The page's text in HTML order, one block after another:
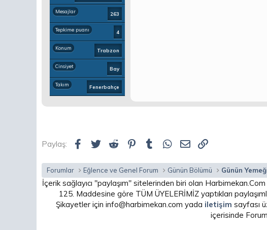
Mesajlar 263
Tepkime puanı 4
Konum Trabzon
Cinsiyet Bay
Takım Fenerbahçe
Paylaş: Facebook
TwitterReddit Pinterest
Tumblr WhatsApp
E-posta
Forumlar Eğlence ve Genel Forum Günün Bölümü Günün
İçerik sağlayıcı "paylaşım" sitelerinden biri olan
125. Maddesine göre TÜM ÜYELERİMİZ yaptıkları
Şikayetler için info@harbimekan.com yada iletişim sayfası
içerisinde